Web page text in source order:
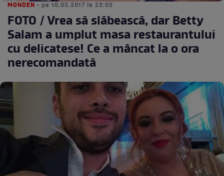
MONDEN • pe 10.05.2017 la 23:05
FOTO / Vrea să slăbească, dar Betty
Salam a umplut masa restaurantului
cu delicatese! Ce a mâncat la o ora
nerecomandată